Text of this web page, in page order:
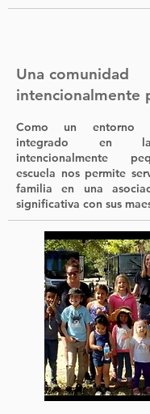
Una comunidad
intencionalmente
Como un entorno
integrado en la
intencionalmente
escuela nos permite
familia en una
significativa con sus